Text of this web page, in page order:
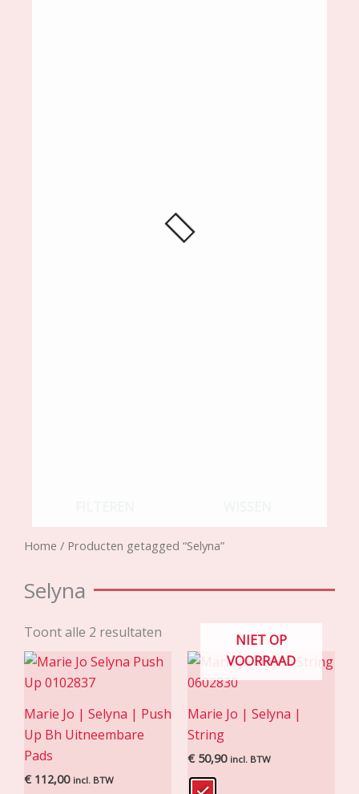
Home / Producten getagged “Selyna”
Selyna
Toont alle 2 resultaten
Marie Jo | Selyna | Push
Up Bh Uitneembare
Pads
€ 112,00 incl. BTW
NIET OP
VOORRAAD
Marie Jo | Selyna |
String
€ 50,90 incl. BTW